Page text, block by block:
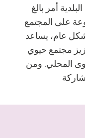
أمر بالغ
على المجتمع
عام، يساعد
مجتمع حيوي
المحلي. ومن